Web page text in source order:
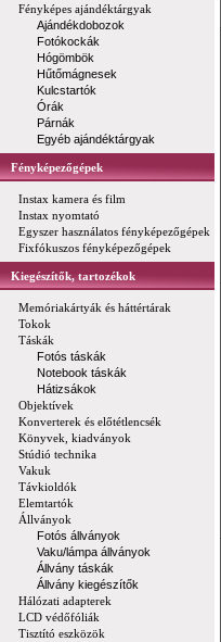
Fényképes ajándéktárgyak
Ajándékdobozok
Fotókockák
Hógömbök
Hűtőmágnesek
Kulcstartók
Órák
Párnák
Egyéb ajándéktárgyak
Fényképezőgépek
Instax kamera és film
Instax nyomtató
Egyszer használatos fényképezőgépek
Fixfókuszos fényképezőgépek
Kiegészítők, tartozékok
Memóriakártyák és háttértárak
Tokok
Táskák
Fotós táskák
Notebook táskák
Hátizsákok
Objektívek
Konverterek és előtétlencsék
Könyvek, kiadványok
Stúdió technika
Vakuk
Távkioldók
Elemtartók
Állványok
Fotós állványok
Vaku/lámpa állványok
Állvány táskák
Állvány kiegészítők
Hálózati adapterek
LCD védőfóliák
Tisztító eszközök